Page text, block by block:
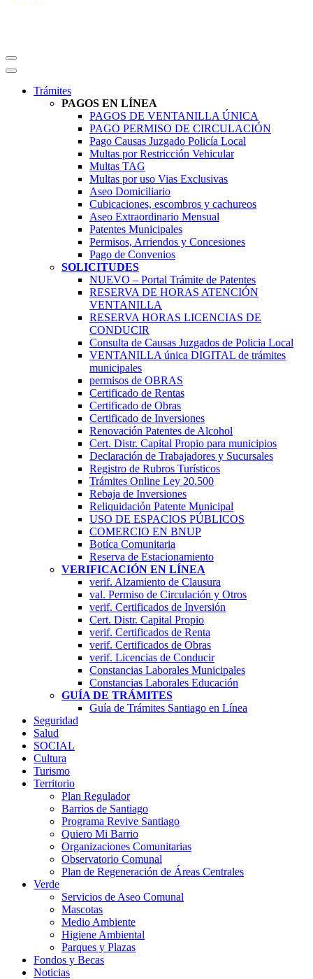
Trámites
PAGOS EN LÍNEA
PAGOS DE VENTANILLA ÚNICA
PAGO PERMISO DE CIRCULACIÓN
Pago Causas Juzgado Policía Local
Multas por Restricción Vehicular
Multas TAG
Multas por uso Vias Exclusivas
Aseo Domiciliario
Cubicaciones, escombros y cachureos
Aseo Extraordinario Mensual
Patentes Municipales
Permisos, Arriendos y Concesiones
Pago de Convenios
SOLICITUDES
NUEVO – Portal Trámite de Patentes
RESERVA DE HORAS ATENCIÓN
VENTANILLA
RESERVA HORAS LICENCIAS DE
CONDUCIR
Consulta de Causas Juzgados de Policia Local
VENTANILLA única DIGITAL de trámites
municipales
permisos de OBRAS
Certificado de Rentas
Certificado de Obras
Certificado de Inversiones
Renovación Patentes de Alcohol
Cert. Distr. Capital Propio para municipios
Declaración de Trabajadores y Sucursales
Registro de Rubros Turí­sticos
Trámites Online Ley 20.500
Rebaja de Inversiones
Reliquidación Patente Municipal
USO DE ESPACIOS PÚBLICOS
COMERCIO EN BNUP
Botíca Comunitaria
Reserva de Estacionamiento
VERIFICACIÓN EN LÍNEA
verif. Alzamiento de Clausura
val. Permiso de Circulación y Otros
verif. Certificados de Inversión
Cert. Distr. Capital Propio
verif. Certificados de Renta
verif. Certificados de Obras
verif. Licencias de Conducir
Constancias Laborales Municipales
Constancias Laborales Educación
GUÍA DE TRÁMITES
Guía de Trámites Santiago en Línea
Seguridad
Salud
SOCIAL
Cultura
Turismo
Territorio
Plan Regulador
Barrios de Santiago
Programa Revive Santiago
Quiero Mi Barrio
Organizaciones Comunitarias
Observatorio Comunal
Plan de Regeneración de Áreas Centrales
Verde
Servicios de Aseo Comunal
Mascotas
Medio Ambiente
Higiene Ambiental
Parques y Plazas
Fondos y Becas
Noticias